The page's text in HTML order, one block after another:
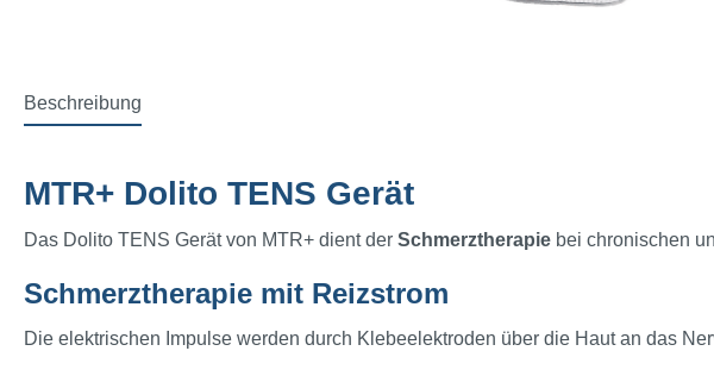
Beschreibung
MTR+ Dolito TENS Gerät
Das Dolito TENS Gerät von MTR+ dient der Schmerztherapie bei chronischen
Schmerztherapie mit Reizstrom
Die elektrischen Impulse werden durch Klebeelektroden über die Haut an das